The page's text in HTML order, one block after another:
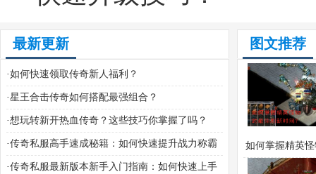
最新更新
·如何快速领取传奇新人福利？
·星王合击传奇如何搭配最强组合？
·想玩转新开热血传奇？这些技巧你掌握了吗？
·传奇私服高手速成秘籍：如何快速提升战力称霸
全服？
·传奇私服最新版本新手入门指南：如何快速上手
图文推荐
如何掌握精英
佳刷新时